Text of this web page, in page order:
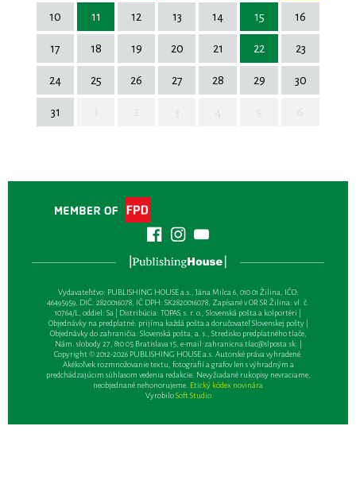
10 11 12 13 14 15 16
17 18 19 20 21 22 23
24 25 26 27 28 29 30
31
Vydavateľsťvo: PUBLISHING HOUSE a.s., Jána Milca 6, 010 01 Žilina, IČO:
46495959, DIČ: 2820016078, IČ DPH: SK2820016078, Zapísané v OR SR Žilina: vl. č.
10764/L, oddiel: Sa | Distribúcia: TOPAS, s. r. o., Slovenská pošta a kolportéri |
Objednávky na predplatné: prijíma každá pošta a doručovateľ Slovenskej pošty |
Objednávky do zahraničia: Slovenská pošta, a. s., Stredisko predplatného tlače,
Nám. slobody 27, 810 05 Bratislava 15, e-mail:zahranicna.tlac@slposta.sk. |
Copyright © 2012-2026 PUBLISHING HOUSE a.s. Autorské práva vyhradené.
Akékoľvek rozmnožovanie textu, fotografií a grafov len s výhradným a
predchádzajúcim súhlasom vedenia redakcie. Nevyžiadané rukopisy nevraciame,
neobjednané nehonorujeme. Etický kódex novinára
VyrobiloSoft Studio